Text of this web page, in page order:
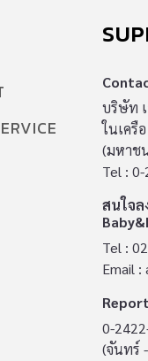
บริษัท
ในเครื
(มหาช
Tel :
สนใจ
Tel :
Email :
0-
(จันทร์